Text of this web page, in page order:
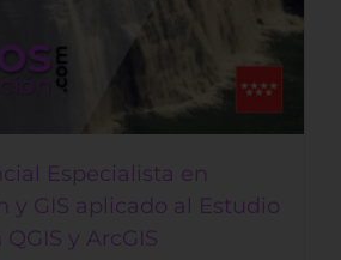
Especialista en
y GIS aplicado al Estudio
y ArcGIS